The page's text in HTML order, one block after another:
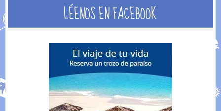
LÉENOS EN FACEBOOK